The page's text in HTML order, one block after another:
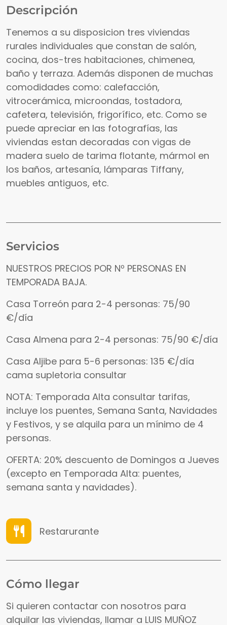
Descripción
Tenemos a su disposicion tres viviendas
rurales individuales que constan de salón,
cocina, dos-tres habitaciones, chimenea,
baño y terraza. Además disponen de muchas
comodidades como: calefacción,
vitrocerámica, microondas, tostadora,
cafetera, televisión, frigorífico, etc. Como se
puede apreciar en las fotografías, las
viviendas estan decoradas con vigas de
madera suelo de tarima flotante, mármol en
los baños, artesanía, lámparas Tiffany,
muebles antiguos, etc.
Servicios
NUESTROS PRECIOS POR Nº PERSONAS EN
TEMPORADA BAJA.
Casa Torreón para 2-4 personas: 75/90
€/día
Casa Almena para 2-4 personas: 75/90 €/día
Casa Aljibe para 5-6 personas: 135 €/día
cama supletoria consultar
NOTA: Temporada Alta consultar tarifas,
incluye los puentes, Semana Santa, Navidades
y Festivos, y se alquila para un mínimo de 4
personas.
OFERTA: 20% descuento de Domingos a Jueves
(excepto en Temporada Alta: puentes,
semana santa y navidades).
Restarurante
Cómo llegar
Si quieren contactar con nosotros para
alquilar las viviendas, llamar a LUIS MUÑOZ